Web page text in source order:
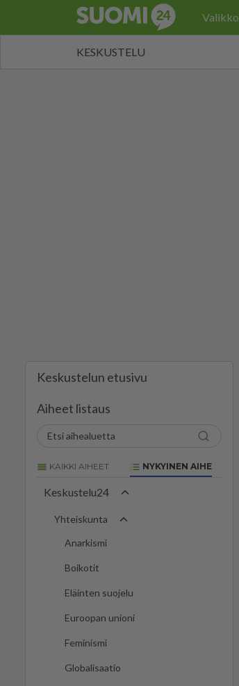
Valikko
KESKUSTELU
Keskustelun etusivu
Aiheet listaus
KAIKKI AIHEET NYKYINEN AIHE
Keskustelu24
Yhteiskunta
Anarkismi
Boikotit
Eläinten suojelu
Euroopan unioni
Feminismi
Globalisaatio